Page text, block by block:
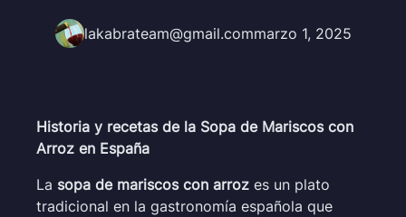
lakabrateam@gmail.commarzo 1, 2025
Historia y recetas de la Sopa de Mariscos con
Arroz en España
La sopa de mariscos con arroz es un plato
tradicional en la gastronomía española que